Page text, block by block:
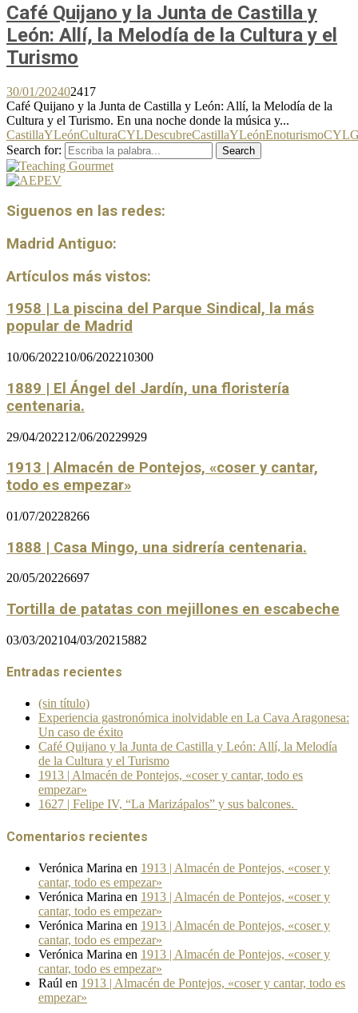
Café Quijano y la Junta de Castilla y
León: Allí, la Melodía de la Cultura y el
Turismo
30/01/202402417
Café Quijano y la Junta de Castilla y León: Allí, la Melodía de la
Cultura y el Turismo. En una noche donde la música y...
CastillaYLeónCulturaCYLDescubreCastillaYLeónEnoturismoCYL
Search for:
Search
Siguenos en las redes:
Madrid Antiguo:
Artículos más vistos:
1958 | La piscina del Parque Sindical, la más
popular de Madrid
10/06/202210/06/202210300
1889 | El Ángel del Jardín, una floristería
centenaria.
29/04/202212/06/20229929
1913 | Almacén de Pontejos, «coser y cantar,
todo es empezar»
01/07/20228266
1888 | Casa Mingo, una sidrería centenaria.
20/05/20226697
Tortilla de patatas con mejillones en escabeche
03/03/202104/03/2021 5882
Entradas recientes
(sin título)
Experiencia gastronómica inolvidable en La Cava Aragonesa:
Un caso de éxito
Café Quijano y la Junta de Castilla y León: Allí, la Melodía
de la Cultura y el Turismo
1913 | Almacén de Pontejos, «coser y cantar, todo es
empezar»
1627 | Felipe IV, “La Marizápalos” y sus balcones.
Comentarios recientes
Verónica Marina en 1913 | Almacén de Pontejos, «coser y
cantar, todo es empezar»
Verónica Marina en 1913 | Almacén de Pontejos, «coser y
cantar, todo es empezar»
Verónica Marina en 1913 | Almacén de Pontejos, «coser y
cantar, todo es empezar»
Verónica Marina en 1913 | Almacén de Pontejos, «coser y
cantar, todo es empezar»
Raúl en 1913 | Almacén de Pontejos, «coser y cantar, todo es
empezar»